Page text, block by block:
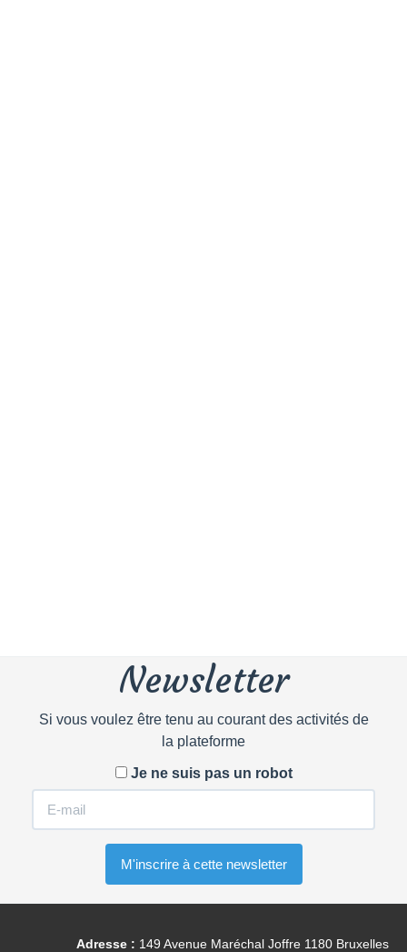
Newsletter
Si vous voulez être tenu au courant des activités de
la plateforme
Je ne suis pas un robot
Adresse : 149 Avenue Maréchal Joffre 1180 Bruxelles